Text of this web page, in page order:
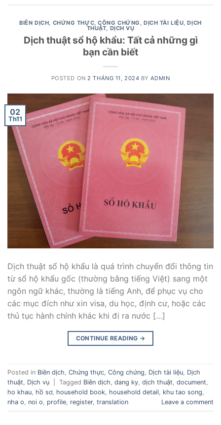
BIÊN DỊCH, CHỨNG THỰC,CÔNG CHỨNG , DỊCH TÀI LIỆU,DỊCH
THUẬT, DỊCH VỤ
Dịch thuật sổ hộ khẩu: Tất cả những gì
bạn cần biết
POSTED ON 2 THÁNG 11, 2024 BY ADMIN
02
Th11
Dịch thuật sổ hộ khẩu là quá trình chuyển đổi thông tin
từ sổ hộ khẩu gốc (thường bằng tiếng Việt) sang một
ngôn ngữ khác, thường là tiếng Anh, để phục vụ cho
các mục đích như xin visa, du học, định cư, hoặc các
thủ tục hành chính khác khi đi ra nước […]
CONTINUE READING →
Posted in Biên dịch Chứng thực Công chứng Dịch tài liệu Dịch
thuật
Dịch vụ Tagged Biên dịch dang ky dịch thuật document
ho khau hồ sơ, household book household detail khu tao song
nha o
noi o profile register, translation Leave a comment